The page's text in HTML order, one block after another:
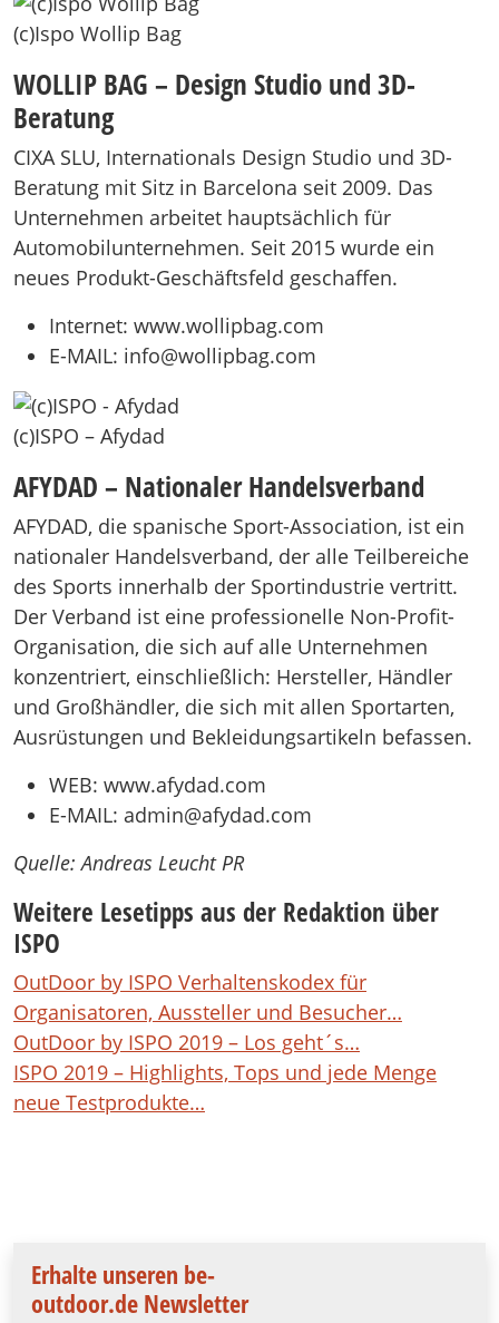
(c)Ispo Wollip Bag
WOLLIP BAG – Design Studio und 3D-
Beratung
CIXA SLU, Internationals Design Studio und 3D-
Beratung mit Sitz in Barcelona seit 2009. Das
Unternehmen arbeitet hauptsächlich für
Automobilunternehmen. Seit 2015 wurde ein
neues Produkt-Geschäftsfeld geschaffen.
Internet: www.wollipbag.com
E-MAIL: info@wollipbag.com
(c)ISPO – Afydad
AFYDAD – Nationaler Handelsverband
AFYDAD, die spanische Sport-Association, ist ein
nationaler Handelsverband, der alle Teilbereiche
des Sports innerhalb der Sportindustrie vertritt.
Der Verband ist eine professionelle Non-Profit-
Organisation, die sich auf alle Unternehmen
konzentriert, einschließlich: Hersteller, Händler
und Großhändler, die sich mit allen Sportarten,
Ausrüstungen und Bekleidungsartikeln befassen.
WEB: www.afydad.com
E-MAIL: admin@afydad.com
Quelle: Andreas Leucht PR
Weitere Lesetipps aus der Redaktion über
ISPO
OutDoor by ISPO Verhaltenskodex für
Organisatoren, Aussteller und Besucher…
OutDoor by ISPO 2019 – Los geht´s…
ISPO 2019 – Highlights, Tops und jede Menge
neue Testprodukte…
Erhalte unseren be-
outdoor.de Newsletter